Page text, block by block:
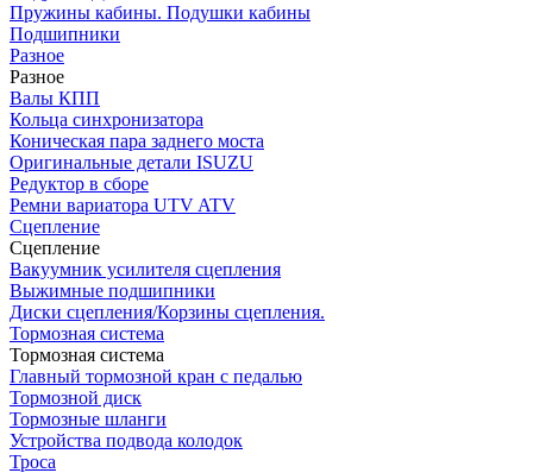
Пружины кабины. Подушки кабины
Подшипники
Разное
Разное
Валы КПП
Кольца синхронизатора
Коническая пара заднего моста
Оригинальные детали ISUZU
Редуктор в сборе
Ремни вариатора UTV ATV
Сцепление
Сцепление
Вакуумник усилителя сцепления
Выжимные подшипники
Диски сцепления/Корзины сцепления.
Тормозная система
Тормозная система
Главный тормозной кран с педалью
Тормозной диск
Тормозные шланги
Устройства подвода колодок
Троса